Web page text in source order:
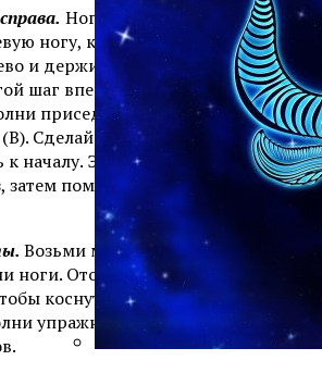
Ноги чуть шире плеч.
ногу, колено согнуто. Поверни
и держи мяч на уровне груди (А).
шаг вперед, разверни корпус и
приседание, качая мяч вперед
Сделай упражнение в обратном
к началу. Это один повтор. Выполни
затем поменяй стороны и повтори
Возьми мяч двумя руками и сядь
ноги. Оторви ступни от пола (А).
коснуться пола мячом (В).
упражнение в другую сторону.